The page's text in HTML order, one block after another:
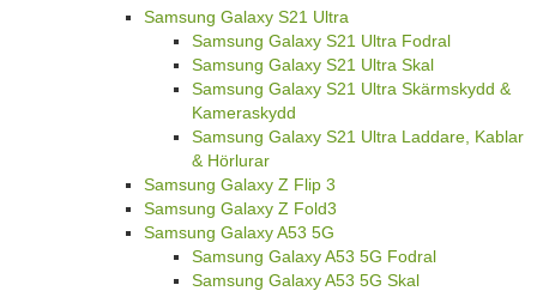
Samsung Galaxy S21 Ultra
Samsung Galaxy S21 Ultra Fodral
Samsung Galaxy S21 Ultra Skal
Samsung Galaxy S21 Ultra Skärmskydd &
Kameraskydd
Samsung Galaxy S21 Ultra Laddare, Kablar
& Hörlurar
Samsung Galaxy Z Flip 3
Samsung Galaxy Z Fold3
Samsung Galaxy A53 5G
Samsung Galaxy A53 5G Fodral
Samsung Galaxy A53 5G Skal